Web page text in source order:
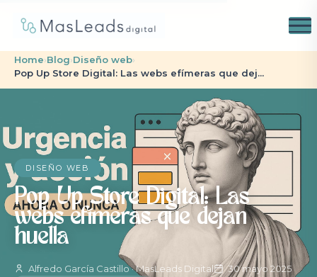
Home›Blog›Diseño web›
Pop Up Store Digital: Las webs efímeras que dej...
DISEÑO WEB
Pop Up Store Digital: Las
webs efímeras que dejan
huella
Alfredo García Castillo · MasLeads Digital 30 mayo 2025